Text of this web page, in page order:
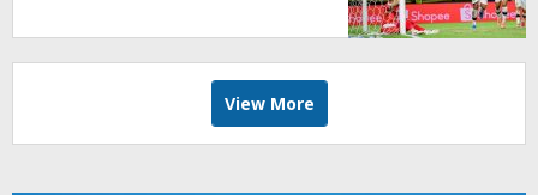
View More